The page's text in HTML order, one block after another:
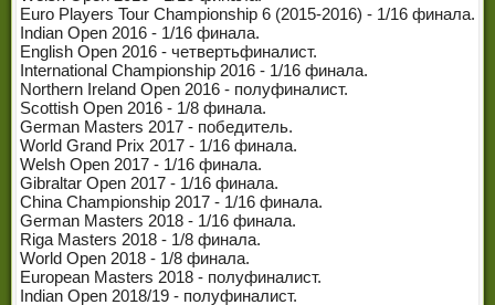
Euro Players Tour Championship 6 (2015-2016) - 1/16 финала.
Indian Open 2016 - 1/16 финала.
English Open 2016 - четвертьфиналист.
International Championship 2016 - 1/16 финала.
Northern Ireland Open 2016 - полуфиналист.
Scottish Open 2016 - 1/8 финала.
German Masters 2017 - победитель.
World Grand Prix 2017 - 1/16 финала.
Welsh Open 2017 - 1/16 финала.
Gibraltar Open 2017 - 1/16 финала.
China Championship 2017 - 1/16 финала.
German Masters 2018 - 1/16 финала.
Riga Masters 2018 - 1/8 финала.
World Open 2018 - 1/8 финала.
European Masters 2018 - полуфиналист.
Indian Open 2018/19 - полуфиналист.